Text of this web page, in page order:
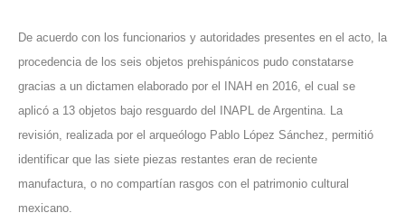
De acuerdo con los funcionarios y autoridades presentes en el acto, la
procedencia de los seis objetos prehispánicos pudo constatarse
gracias a un dictamen elaborado por el INAH en 2016, el cual se
aplicó a 13 objetos bajo resguardo del INAPL de Argentina. La
revisión, realizada por el arqueólogo Pablo López Sánchez, permitió
identificar que las siete piezas restantes eran de reciente
manufactura, o no compartían rasgos con el patrimonio cultural
mexicano.